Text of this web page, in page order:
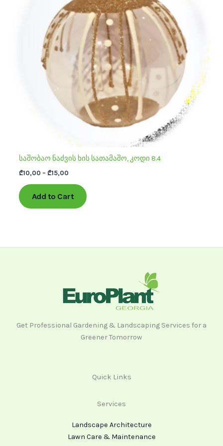
საშობაო ნაძვის ხის სათამაშო, კოდი 8.4
₾10,00 – ₾15,00
Add to Cart
The
options
may
be
chosen
on
the
product
page
Get Professional Gardening & Landscaping Services for a
Greener Tomorrow
Quick Links
Services
Landscape Architecture
Lawn Care & Maintenance